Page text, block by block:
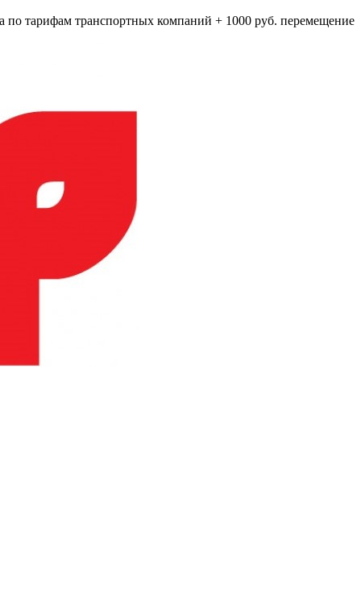
тарифам транспортных компаний + 1000 руб. перемещение